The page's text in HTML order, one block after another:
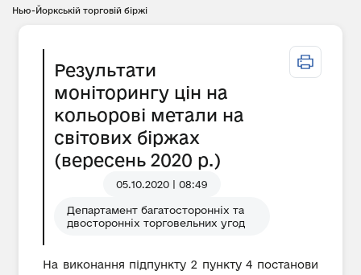
Нью-Йоркській торговій біржі
Результати
моніторингу цін на
кольорові метали на
світових біржах
(вересень 2020 р.)
05.10.2020 | 08:49
Департамент багатосторонніх та
двосторонніх торговельних угод
На виконання підпункту 2 пункту 4 постанови